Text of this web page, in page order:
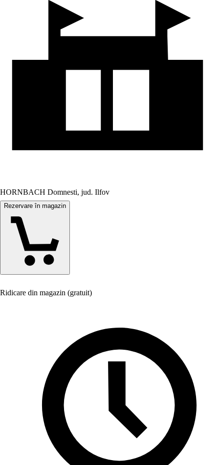
HORNBACH Domnesti, jud. Ilfov
Rezervare în magazin
Ridicare din magazin (gratuit)